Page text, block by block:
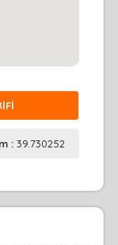
: 39.730252